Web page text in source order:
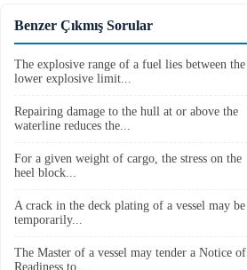
Benzer Çıkmış Sorular
The explosive range of a fuel lies between the
lower explosive limit...
Repairing damage to the hull at or above the
waterline reduces the...
For a given weight of cargo, the stress on the
heel block...
A crack in the deck plating of a vessel may be
temporarily...
The Master of a vessel may tender a Notice of
Readiness to...